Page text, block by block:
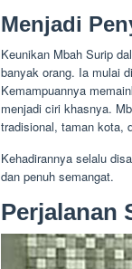
Menjadi
Keunikan Mbah Surip
banyak orang. Ia mulai
Kemampuannya
menjadi ciri khasnya.
tradisional, taman kota,
Kehadirannya selalu
dan penuh semangat.
Perjalanan